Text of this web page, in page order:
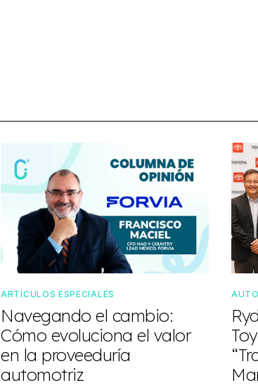
ARTÍCULOS ESPECIALES
Navegando el cambio:
Cómo evoluciona el valor
en la proveeduría
automotriz